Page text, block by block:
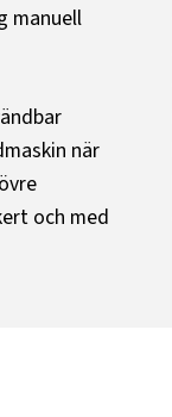
manuell
när
och med